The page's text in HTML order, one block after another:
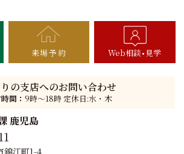
来場予約 Web相談 見学
の支店へのお問い合わせ
間： 9時〜18時 定休日:水・木
鹿児島
錦江町1-4